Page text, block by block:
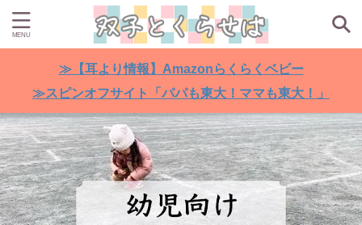
≫【耳より情報】Amazonらくらくベビー
≫スピンオフサイト「パパも東大！ママも東大！」